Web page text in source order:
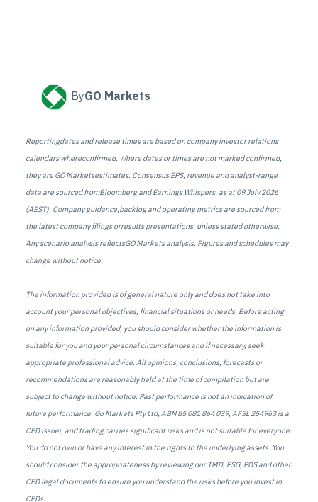
ByGO Markets
Reportingdates and release times are based on company investor relations
calendars whereconfirmed. Where dates or times are not marked confirmed,
they are GO Marketsestimates. Consensus EPS, revenue and analyst-range
data are sourced fromBloomberg and Earnings Whispers, as at 09 July 2026
(AEST). Company guidance,backlog and operating metrics are sourced from
the latest company filings orresults presentations, unless stated otherwise.
Any scenario analysis reflectsGO Markets analysis. Figures and schedules may
change without notice.
The information provided is of general nature only and does not take into
account your personal objectives, financial situations or needs. Before acting
on any information provided, you should consider whether the information is
suitable for you and your personal circumstances and if necessary, seek
appropriate professional advice. All opinions, conclusions, forecasts or
recommendations are reasonably held at the time of compilation but are
subject to change without notice. Past performance is not an indication of
future performance. Go Markets Pty Ltd, ABN 85 081 864 039, AFSL 254963 is a
CFD issuer, and trading carries significant risks and is not suitable for everyone.
You do not own or have any interest in the rights to the underlying assets. You
should consider the appropriateness by reviewing our TMD, FSG, PDS and other
CFD legal documents to ensure you understand the risks before you invest in
CFDs.